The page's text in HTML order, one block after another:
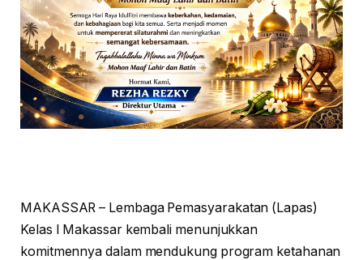
MAKASSAR – Lembaga Pemasyarakatan (Lapas)
Kelas I Makassar kembali menunjukkan
komitmennya dalam mendukung program ketahanan